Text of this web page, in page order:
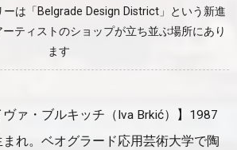
ーは「Belgrade Design District」という新進
ティストのショップが立ち並ぶ場所にあり
ます
ヴァ・ブルキッチ（Iva Brkić）】1987
れ。ベオグラード応用芸術大学で陶